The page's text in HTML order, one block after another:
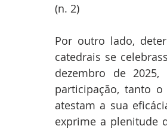
(n. 2)
Por outro lado,
catedrais se
dezembro de
participação, tanto
atestam a sua
exprime a plenitude